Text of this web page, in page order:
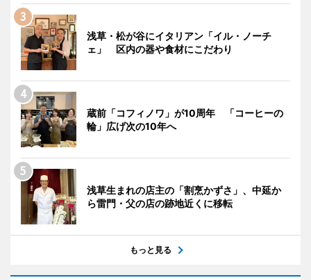
浅草・松が谷にイタリアン「イル・ノーチ
ェ」 区内の器や食材にこだわり
蔵前「コフィノワ」が10周年 「コーヒーの
輪」広げ次の10年へ
浅草生まれの店主の「割烹かずさ」、中延か
ら雷門・父の店の跡地近くに移転
もっと見る